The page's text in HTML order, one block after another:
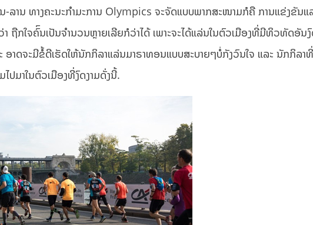
-ລານ ທາງຄະນະກຳມະການ Olympics ຈະຈັດແບບພາກສະໜາມກໍຄື ການແຂ່ງຂັນແ
ກໃຈຄົົນເປັນຈຳນວນຫຼາຍເລີຍກໍວ່າໄດ້ ເພາະຈະໄດ້ແລ່ນໃນຕົວເມືອງທີ່ມີທິວທັດອັນງົ
ອາດຈະມີຂໍ້ດີເຮັດໃຫ້ນັກກິລາແລ່ນມາຣາທອນແບບສະບາຍໆບໍ່ກັງວົນໃຈ ແລະ ນັກກິລ
ປມາໃນຕົວເມືອງທີ່ງົດງາມດັ່ງນີ້.